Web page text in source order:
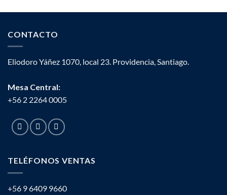
CONTACTO
Eliodoro Yáñez 1070, local 23. Providencia, Santiago.
Mesa Central:
+56 2 2264 0005
TELÉFONOS VENTAS
+56 9 6409 9660